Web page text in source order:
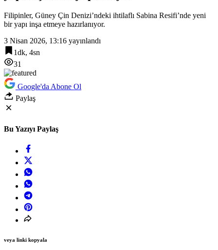
Filipinler, Güney Çin Denizi’ndeki ihtilaflı Sabina Resifi’nde yeni
bir yapı inşa etmeye hazırlanıyor.
3 Nisan 2026, 13:16 yayınlandı
1dk, 4sn
31
Google'da Abone Ol
Paylaş
Bu Yazıyı Paylaş
veya linki kopyala